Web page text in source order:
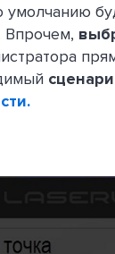
Впрочем,